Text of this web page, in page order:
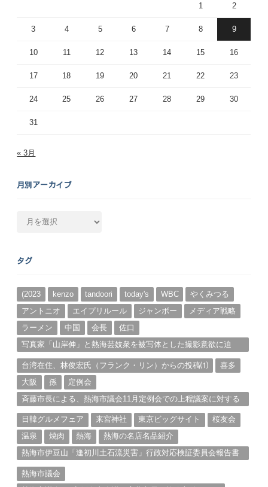
1 2
3 4 5 6 7 8 9
10 11 12 13 14 15 16
17 18 19 20 21 22 23
24 25 26 27 28 29 30
31
« 3月
月別アーカイブ
カ
ブ
タグ
(2023 kenzo tandoori today's WBC
やくみつる
アントニオ
エイプリルール ジャンボー
メディア戦略
ラーメン
中国 会長
佐口
写真家「山岸伸」と熱海芸妓衆を被写体とした撮影意欲に迫
台湾在住、林俊宏氏（フランク・リン）からの投稿⑴
喜多
大阪
孫
定例会
斉藤市長による、熱海市議会11月定例会での上程議案に対する
日韓グルメフェア
来宮神社 東京ビッグサイト
桜友会
温泉
焼肉 熱海
熱海の名店名品紹介
熱海市伊豆山「逢初川土石流災害」行政対応検証委員会報告書
熱海市議会